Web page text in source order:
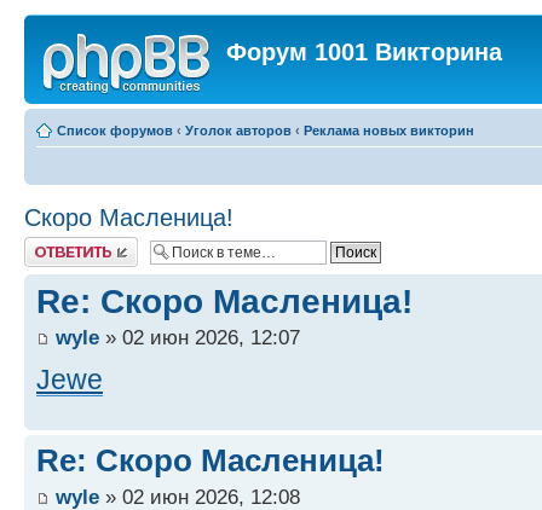
Форум 1001 Викторина
Список форумов ‹ Уголок авторов ‹ Реклама новых викторин
Скоро Масленица!
Ответить
Re: Скоро Масленица!
wyle » 02 июн 2026, 12:07
Jewe
Re: Скоро Масленица!
wyle » 02 июн 2026, 12:08